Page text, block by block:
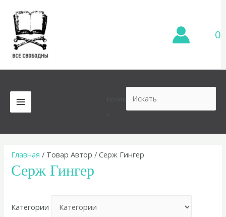
содержимому
0
MAIN
MENU
Главная / Товар Автор / Серж Гингер
Серж Гингер
Категории